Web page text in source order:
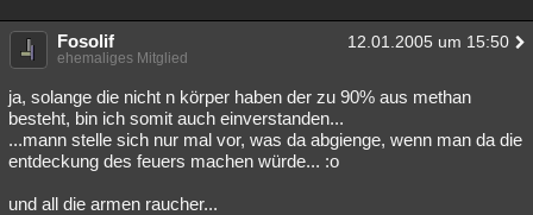
Fosolif 12.01.2005 um 15:50
ehemaliges Mitglied
ja, solange die nicht n körper haben der zu 90% aus methan
besteht, bin ich somit auch einverstanden...
...mann stelle sich nur mal vor, was da abgienge, wenn man da die
entdeckung des feuers machen würde... :o
und all die armen raucher...